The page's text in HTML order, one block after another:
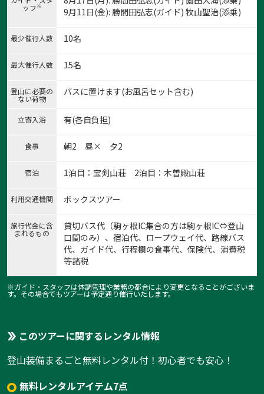
ッフ※
9月11日(金): 勝間田弘志(ガイド) 牧山聖治(添乗)
最少催行人数 10名
最大催行人数 15名
登山に必要の
ない荷物
バスに置けます(お風呂セット含む)
立寄入浴 有(各自負担)
食事 朝2 昼× 夕2
宿泊 1泊目：宝剣山荘 2泊目：木曽殿山荘
利用交通機関 ボックスツアー
旅行代金に含
まれるもの
貸切バス代（駒ヶ根IC集合の方は駒ヶ根IC⇔登山
口間のみ）、宿泊代、ロープウェイ代、路線バス
代、ガイド代、行程欄の食事代、保険代、消費税
等諸税
※ガイド・スタッフは体調管理や業務の都合により変更となることがございま
す。その場合でもツアーは予定通り催行いたします。
このツアーに関するレンタル情報
登山装備まるごと無料レンタル付！初心者でも安心！
無料レンタルアイテム7点
1:IMG_3135